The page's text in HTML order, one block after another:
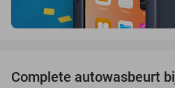
Complete autowasbeurt